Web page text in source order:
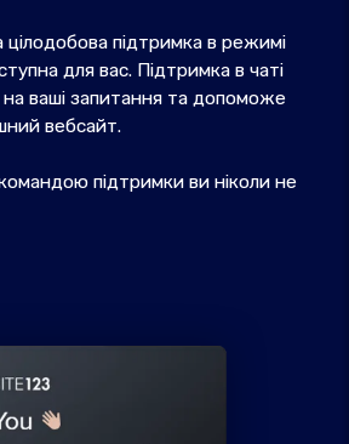
підтримка в режимі
для вас. Підтримка в чаті
на ваші запитання та допоможе
вебсайт.
підтримки ви ніколи не